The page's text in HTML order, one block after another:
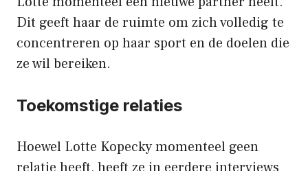
Dit geeft haar de ruimte om zich volledig te
concentreren op haar sport en de doelen die
ze wil bereiken.
Toekomstige relaties
Hoewel Lotte Kopecky momenteel geen
relatie heeft, heeft ze in eerdere interviews